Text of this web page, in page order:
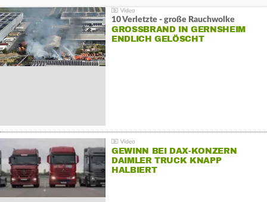
10 Verletzte - große Rauchwolke
GROSSBRAND IN GERNSHEIM E
NDLICH GELÖSCHT
GEWINN BEI DAX-KONZERN
DAIMLER TRUCK KNAPP
HALBIERT